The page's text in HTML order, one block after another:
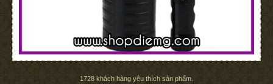
1728 khách hàng yêu thích sản phẩm.